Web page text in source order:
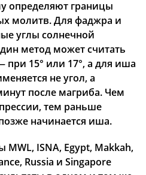
определяют границы
молитв. Для фаджра и
углы солнечной
метод может считать
при 15° или 17°, а для иша
не угол, а
после магриба. Чем
тем раньше
начинается иша.
ISNA, Egypt, Makkah,
Russia и Singapore